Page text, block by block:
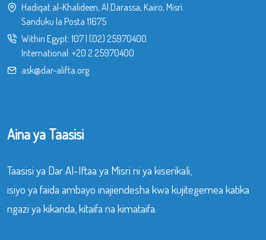
Hadiqat al-Khalideen, Al Darassa, Kairo, Misri.
Sanduku la Posta 11675
Within Egypt: 107| (02) 25970400
International: +20 2 25970400
ask@dar-alifta.org
Aina ya Taasisi
Taasisi ya Dar Al-Iftaa ya Misri ni ya kiserikali,
isiyo ya faida ambayo inajiendesha kwa kujitegemea katika
ngazi ya kikanda, kitaifa na kimataifa.